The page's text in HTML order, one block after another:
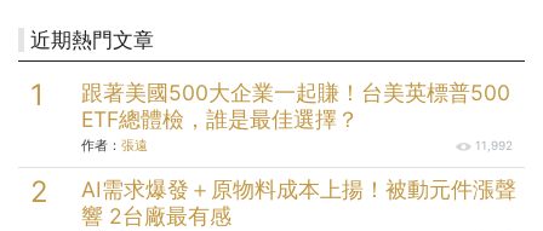
近期熱門文章
跟著美國500大企業一起賺！台美英標普500
ETF總體檢，誰是最佳選擇？
作者： 張遠 11,992
AI需求爆發＋原物料成本上揚！被動元件漲聲
響 2台廠最有感